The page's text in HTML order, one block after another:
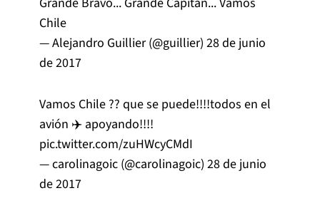
Chile
— Alejandro Guillier (@guillier) 28 de junio
de 2017
Vamos Chile ?? que se puede!!!!todos en el
avión ✈️ apoyando!!!!
pic.twitter.com/zuHWcyCMdI
— carolinagoic (@carolinagoic) 28 de junio
de 2017